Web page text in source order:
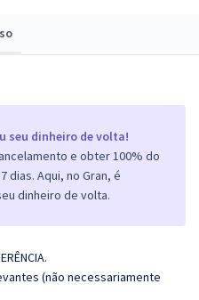
seu dinheiro de volta!
e obter 100% do
dias. Aqui, no Gran, é
dinheiro de volta.
(não necessariamente